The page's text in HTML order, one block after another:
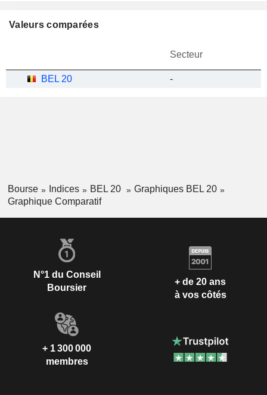
Valeurs comparées
Secteur
BEL 20 -
Bourse Indices BEL 20
Graphiques BEL 20
Graphique Comparatif
N°1 du Conseil
Boursier
+ de 20 ans
à vos côtés
+ 1 300 000
membres